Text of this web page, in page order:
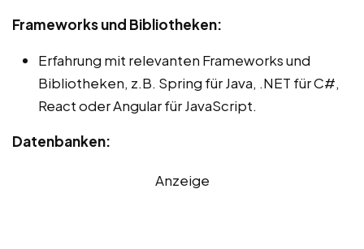
Frameworks und Bibliotheken:
Erfahrung mit relevanten Frameworks und
Bibliotheken, z.B. Spring für Java, .NET für C#,
React oder Angular für JavaScript.
Datenbanken:
Anzeige